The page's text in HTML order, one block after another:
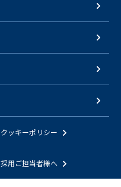
クッキーポリシー
採用ご担当者様へ